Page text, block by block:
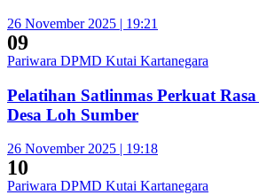
26 November 2025 | 19:21
09
Pariwara DPMD Kutai Kartanegara
Pelatihan Satlinmas Perkuat
Desa Loh Sumber
26 November 2025 | 19:18
10
Pariwara DPMD Kutai Kartanegara